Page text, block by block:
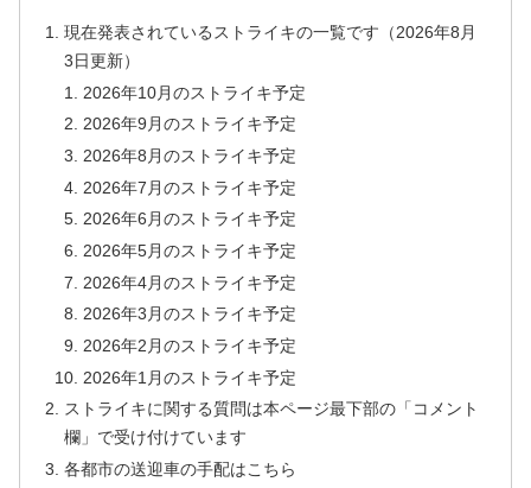
現在発表されているストライキの一覧です（2026年8月
3日更新）
2026年10月のストライキ予定
2026年9月のストライキ予定
2026年8月のストライキ予定
2026年7月のストライキ予定
2026年6月のストライキ予定
2026年5月のストライキ予定
2026年4月のストライキ予定
2026年3月のストライキ予定
2026年2月のストライキ予定
2026年1月のストライキ予定
ストライキに関する質問は本ページ最下部の「コメント
欄」で受け付けています
各都市の送迎車の手配はこちら